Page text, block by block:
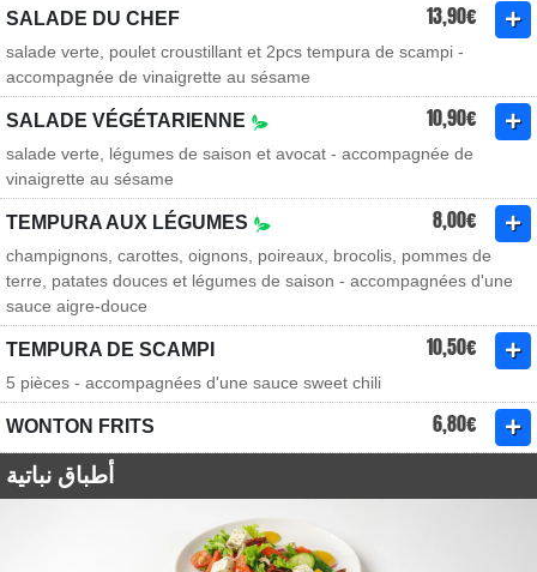
SALADE DU CHEF 13,90€
salade verte, poulet croustillant et 2pcs tempura de scampi -
accompagnée de vinaigrette au sésame
SALADE VÉGÉTARIENNE 10,90€
salade verte, légumes de saison et avocat - accompagnée de
vinaigrette au sésame
TEMPURA AUX LÉGUMES 8,00€
champignons, carottes, oignons, poireaux, brocolis, pommes de
terre, patates douces et légumes de saison - accompagnées d'une
sauce aigre-douce
TEMPURA DE SCAMPI 10,50€
5 pièces - accompagnées d'une sauce sweet chili
WONTON FRITS 6,80€
أطباق نباتية